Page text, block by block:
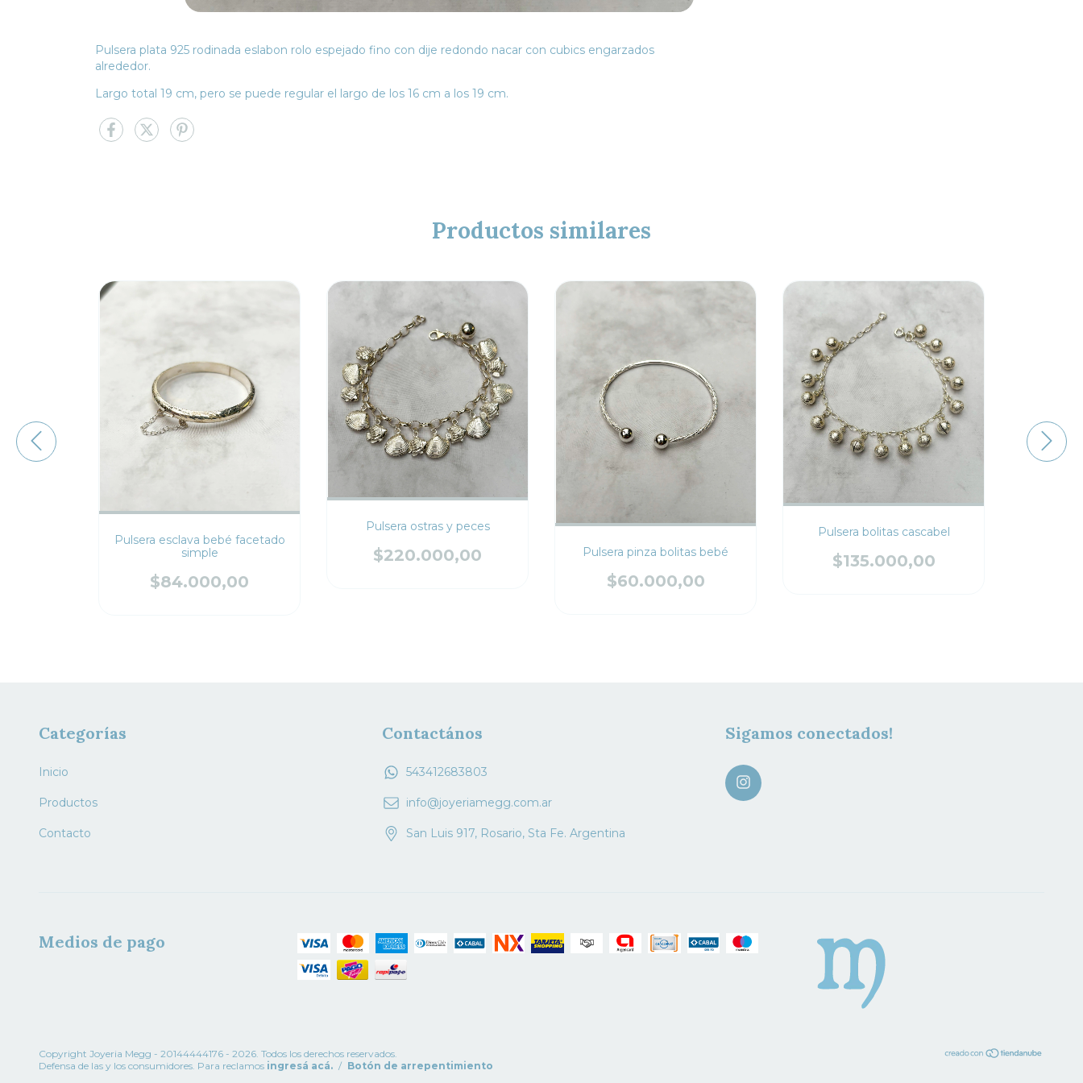
Pulsera plata 925 rodinada eslabon rolo espejado fino con dije redondo nacar con cubics engarzados
alrededor.
Largo total 19 cm, pero se puede regular el largo de los 16 cm a los 19 cm.
Productos similares
Pulsera esclava bebé facetado
simple
$84.000,00
Pulsera ostras y peces
$220.000,00 Pulsera pinza bolitas bebé
$60.000,00
Pulsera bolitas cascabel
$135.000,00
Categorías
Inicio
Productos
Contacto
Contactános
543412683803
info@joyeriamegg.com.ar
San Luis 917, Rosario, Sta Fe. Argentina
Sigamos conectados!
Medios de pago
Copyright Joyeria Megg - 20144444176 - 2026. Todos los derechos reservados.
Defensa de las y los consumidores. Para reclamos ingresá acá. / Botón de arrepentimiento